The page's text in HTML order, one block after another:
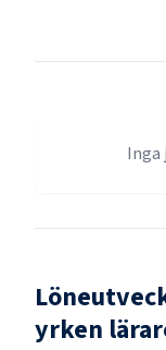
yrken